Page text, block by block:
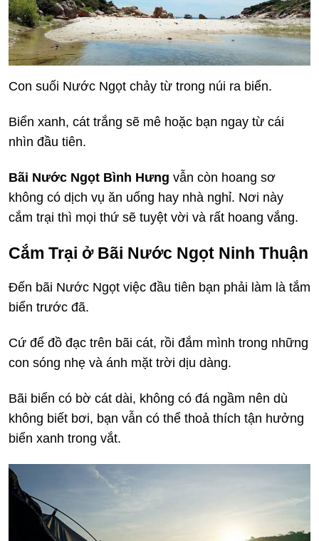
Con suối Nước Ngọt chảy từ trong núi ra biển.
Biển xanh, cát trắng sẽ mê hoặc bạn ngay từ cái
nhìn đầu tiên.
Bãi Nước Ngọt Bình Hưng vẫn còn hoang sơ
không có dịch vụ ăn uống hay nhà nghỉ. Nơi này
cắm trại thì mọi thứ sẽ tuyệt vời và rất hoang vắng.
Cắm Trại ở Bãi Nước Ngọt Ninh Thuận
Đến bãi Nước Ngọt việc đầu tiên bạn phải làm là tắm
biển trước đã.
Cứ để đồ đạc trên bãi cát, rồi đắm mình trong những
con sóng nhẹ và ánh mặt trời dịu dàng.
Bãi biển có bờ cát dài, không có đá ngầm nên dù
không biết bơi, bạn vẫn có thể thoả thích tận hưởng
biển xanh trong vắt.